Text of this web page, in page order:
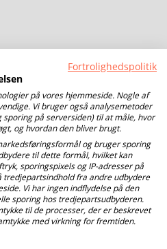
Fortrolighedspolitik
på vores hjemmeside. Nogle af
Vi bruger også analysemetoder
på serversiden) til at måle, hvor
og hvordan den bliver brugt.
og bruger sporing
til dette formål, hvilket kan
sporingspixels og IP-adresser på
fra andre udbydere
Vi har ingen indflydelse på den
sporing hos tredjepartsudbyderen.
til de processer, der er beskrevet
med virkning for fremtiden.